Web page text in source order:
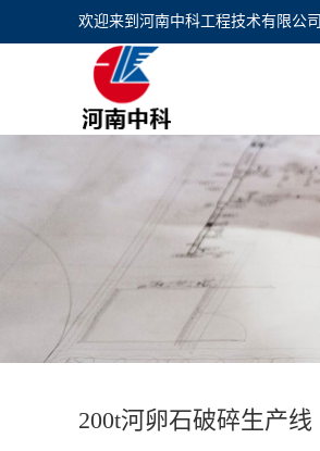
欢迎来到 河南中科工程技术有限公司
200t河卵石破碎生产线